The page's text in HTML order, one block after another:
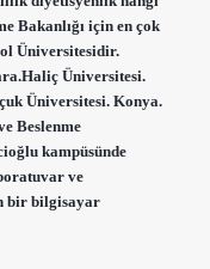
Bakanlığı için en çok
Üniversitesidir.
Üniversitesi.
Üniversitesi. Konya.
Beslenme
kampüsünde
ve
bir bilgisayar